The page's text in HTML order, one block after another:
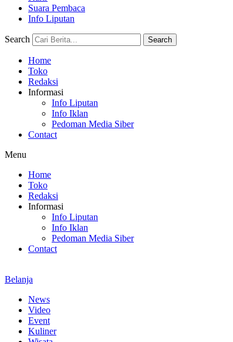
Suara Pembaca
Info Liputan
Search Search
Home
Toko
Redaksi
Informasi
Info Liputan
Info Iklan
Pedoman Media Siber
Contact
Menu
Home
Toko
Redaksi
Informasi
Info Liputan
Info Iklan
Pedoman Media Siber
Contact
Belanja
News
Video
Event
Kuliner